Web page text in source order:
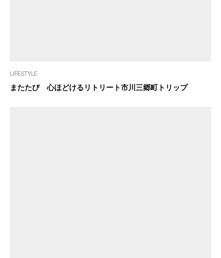
LIFESTYLE
またたび 心ほどけるリトリート市川三郷町トリップ